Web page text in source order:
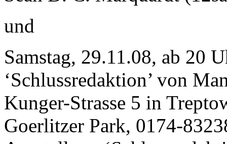
und
Samstag, 29.11.08, ab 20
‘Schlussredaktion’ von
Kunger-Strasse 5 in
Goerlitzer Park, 0174-